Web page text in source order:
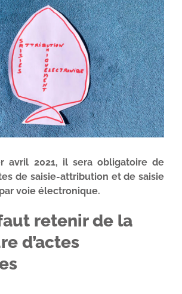
avril 2021, il sera obligatoire de
de saisie-attribution et de saisie
voie électronique.
retenir de la
d’actes